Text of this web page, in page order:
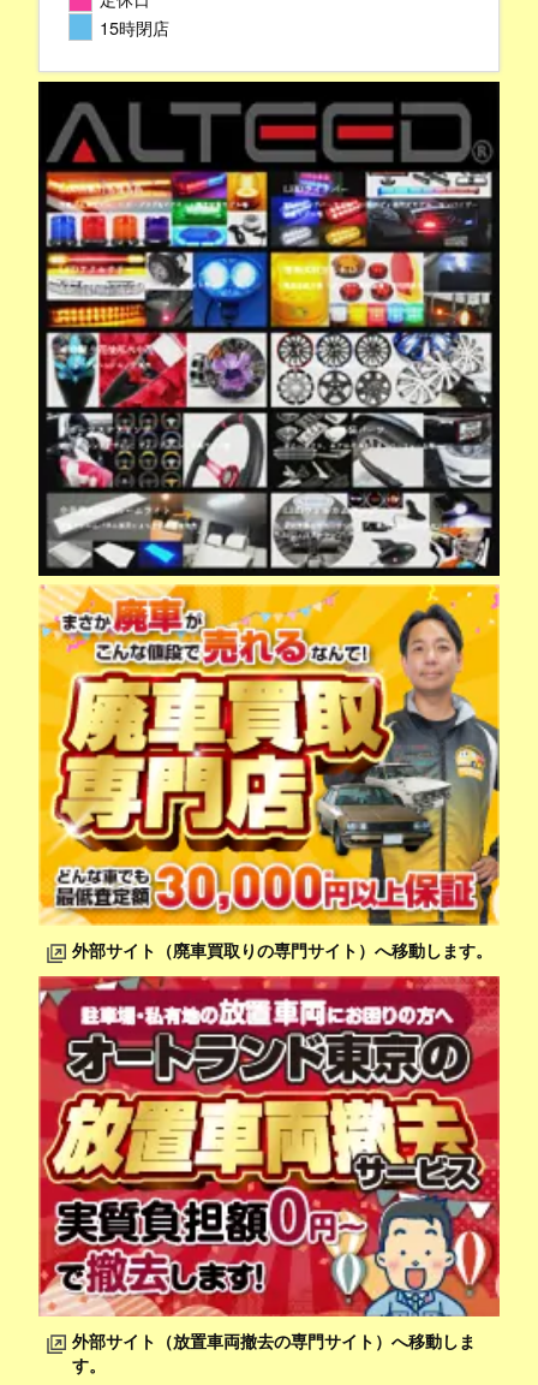
15時閉店
外部サイト（廃車買取りの専門サイト）へ移動します。
外部サイト（放置車両撤去の専門サイト）へ移動しま
す。